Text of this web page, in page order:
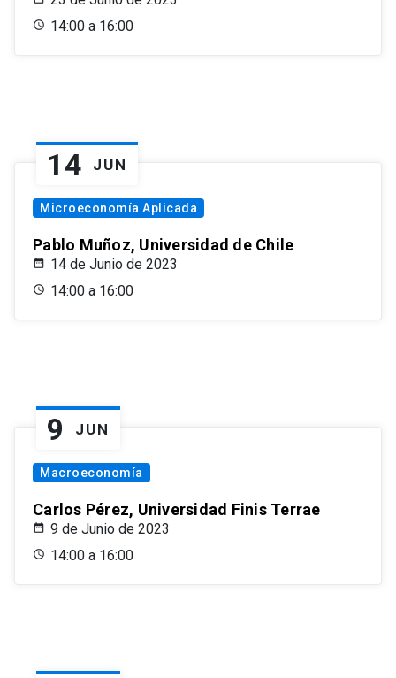
14:00 a 16:00
14 JUN
Microeconomía Aplicada
Pablo Muñoz, Universidad de Chile
14 de Junio de 2023
14:00 a 16:00
9 JUN
Macroeconomía
Carlos Pérez, Universidad Finis Terrae
9 de Junio de 2023
14:00 a 16:00